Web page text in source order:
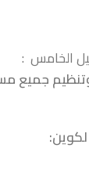
الخامس :
جميع